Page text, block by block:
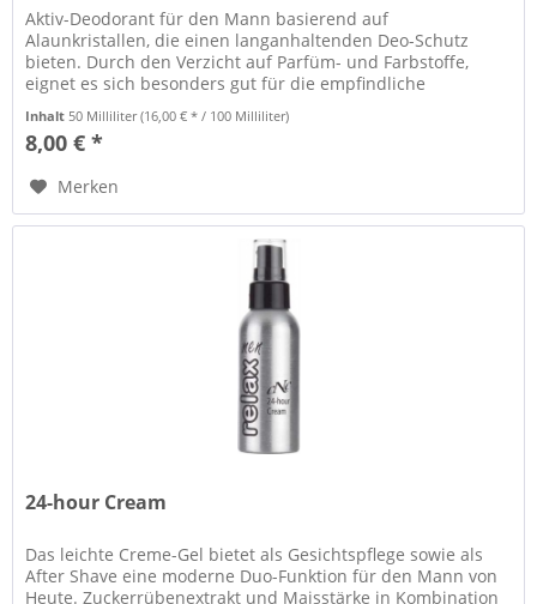
Aktiv-Deodorant für den Mann basierend auf
Alaunkristallen, die einen langanhaltenden Deo-Schutz
bieten. Durch den Verzicht auf Parfüm- und Farbstoffe,
eignet es sich besonders gut für die empfindliche
Inhalt50 Milliliter(16,00 € * / 100 Milliliter)
8,00 € *
Merken
24-hour Cream
Das leichte Creme-Gel bietet als Gesichtspflege sowie als
After Shave eine moderne Duo-Funktion für den Mann von
Heute. Zuckerrübenextrakt und Maisstärke in Kombination